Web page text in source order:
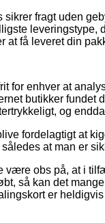
sikrer fragt uden
leveringstype,
at få leveret din
for enhver at
butikker fundet
og
fordelagtigt at
at man er
være obs på, at i
så kan det
er